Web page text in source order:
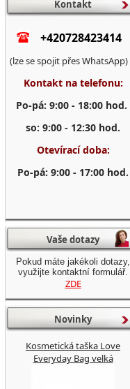
Kontakt
+420728423414
(lze se spojit přes WhatsApp)
Kontakt na telefonu:
Po-pá: 9:00 - 18:00 hod.
so: 9:00 - 12:30 hod.
Otevírací doba:
Po-pá: 9:00 - 17:00 hod.
Vaše dotazy
Pokud máte jakékoli dotazy,
využijte kontaktní formulář.
ZDE
Novinky
Kosmetická taška Love
Everyday Bag velká